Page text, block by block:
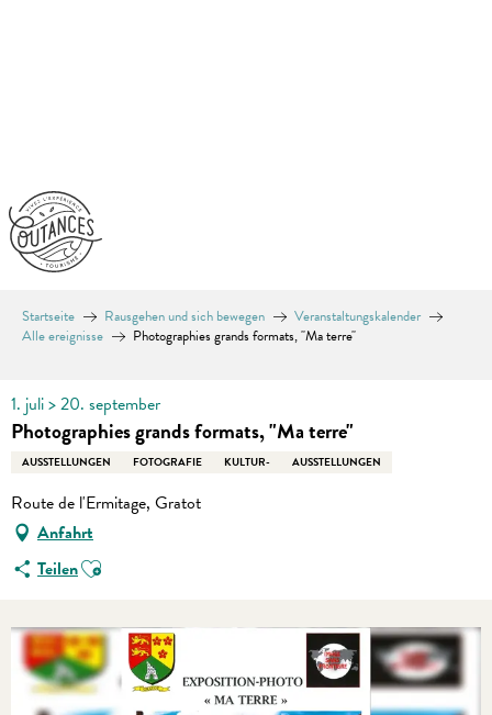
Startseite Rausgehen und sich bewegen
Veranstaltungskalender
Alle ereignisse
Photographies grands formats, "Ma terre"
1. juli > 20. september
Photographies grands formats, "Ma terre"
AUSSTELLUNGEN FOTOGRAFIE KULTUR- AUSSTELLUNGEN
Route de l'Ermitage, Gratot
Anfahrt
TeilenAjouter aux favoris